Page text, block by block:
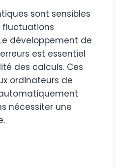
sont sensibles
fluctuations
développement de
est essentiel
des calculs. Ces
ordinateurs de
nécessiter une